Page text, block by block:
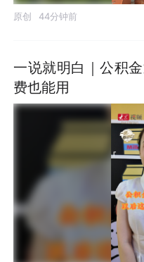
原创 44分钟前
一说就明白｜公积
费也能用